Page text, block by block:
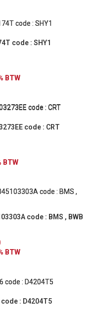
code : SHY1
BTW
code : CRT
BTW
code : BMS , BWB
BTW
: D4204T5